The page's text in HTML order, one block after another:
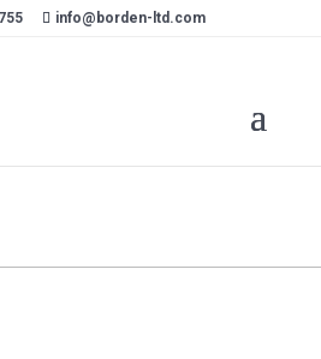
info@borden-ltd.com
И ИМПЛАНТИ